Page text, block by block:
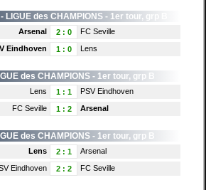
LIGUE des CHAMPIONS - 1er tour, grp B
Arsenal 2: 0
FC Seville
Eindhoven 1: 0 Lens
des CHAMPIONS - 1er tour, grp B
Lens 1: 1
PSV Eindhoven
FC Seville 1: 2 Arsenal
des CHAMPIONS - 1er tour, grp B
Lens 2: 1
Arsenal
Eindhoven 2: 2 FC Seville